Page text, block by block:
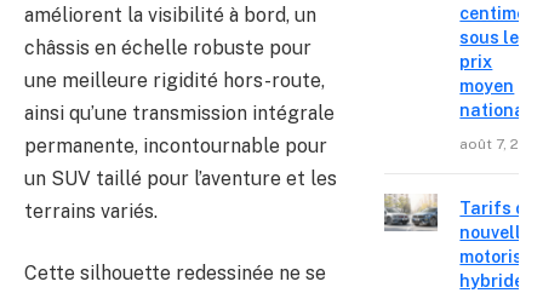
améliorent la visibilité à bord, un
châssis en échelle robuste pour
une meilleure rigidité hors-route,
ainsi qu’une transmission intégrale
permanente, incontournable pour
un SUV taillé pour l’aventure et les
terrains variés.
Cette silhouette redessinée ne se
centimes
sous le
prix
moyen
national
août 7,
Tarifs
nouvelles
hybrides